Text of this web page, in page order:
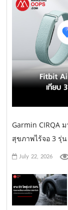
Garmin CIRQA
สุขภาพไร้จอ 3 รุ่
July 22, 2026